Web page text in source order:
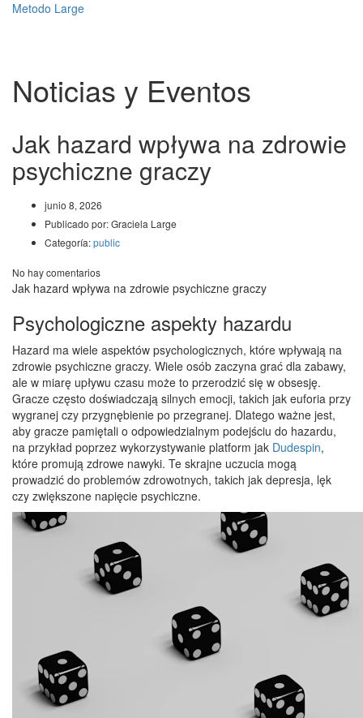
Metodo Large
Noticias y Eventos
Jak hazard wpływa na zdrowie
psychiczne graczy
junio 8, 2026
Publicado por:Graciela Large
Categoría:public
No hay comentarios
Jak hazard wpływa na zdrowie psychiczne graczy
Psychologiczne aspekty hazardu
Hazard ma wiele aspektów psychologicznych, które wpływają na
zdrowie psychiczne graczy. Wiele osób zaczyna grać dla zabawy,
ale w miarę upływu czasu może to przerodzić się w obsesję.
Gracze często doświadczają silnych emocji, takich jak euforia przy
wygranej czy przygnębienie po przegranej. Dlatego ważne jest,
aby gracze pamiętali o odpowiedzialnym podejściu do hazardu,
na przykład poprzez wykorzystywanie platform jak Dudespin,
które promują zdrowe nawyki. Te skrajne uczucia mogą
prowadzić do problemów zdrowotnych, takich jak depresja, lęk
czy zwiększone napięcie psychiczne.